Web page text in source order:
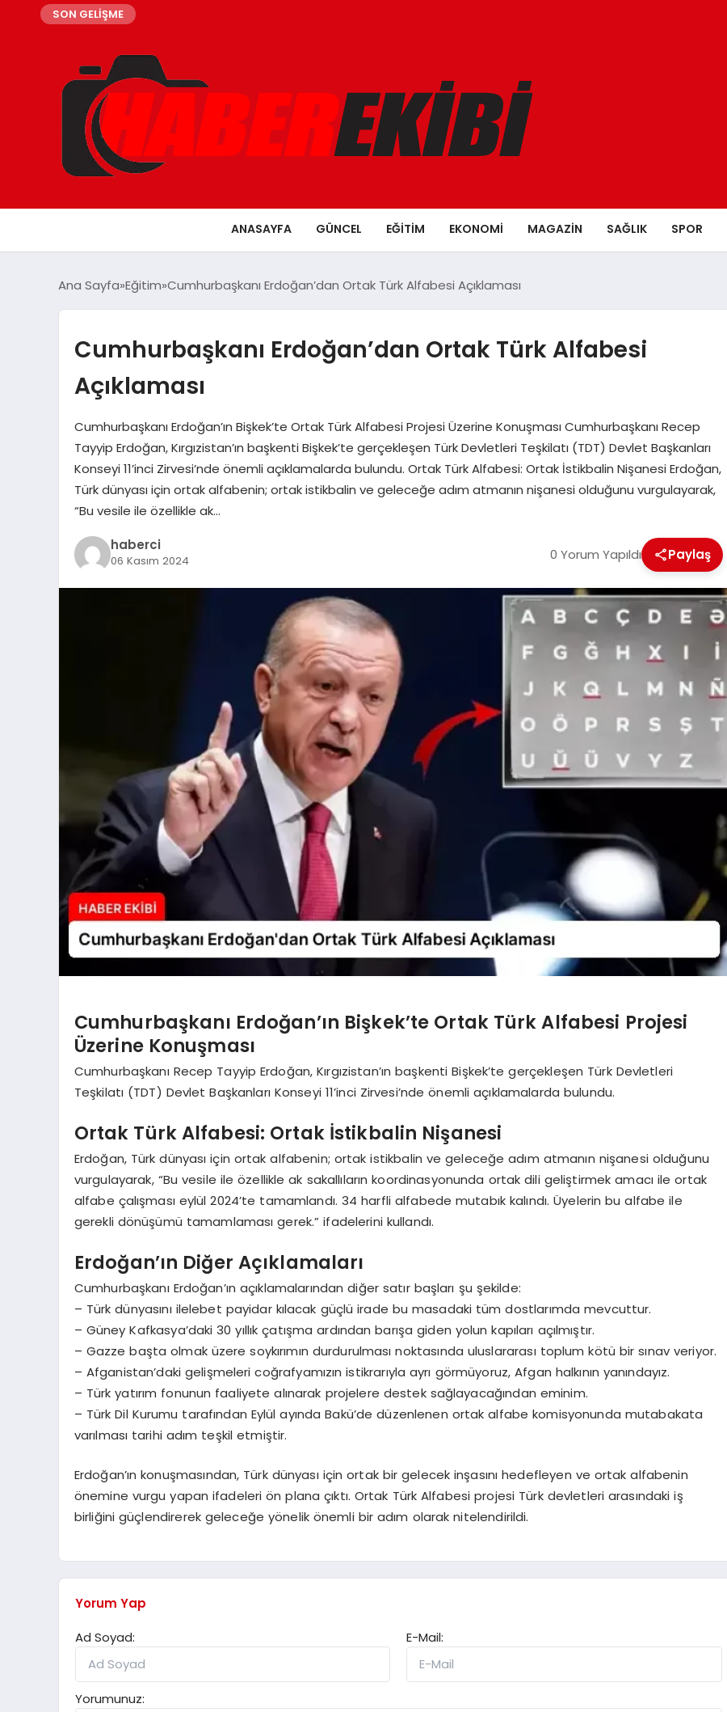
SON GELİŞME
ANASAYFA GÜNCEL EĞITIM EKONOMI MAGAZIN SAĞLIK SPOR
Ana Sayfa Eğitim Cumhurbaşkanı Erdoğan’dan Ortak Türk Alfabesi Açıklaması
Cumhurbaşkanı Erdoğan’dan Ortak Türk Alfabesi
Açıklaması
Cumhurbaşkanı Erdoğan’ın Bişkek’te Ortak Türk Alfabesi Projesi Üzerine Konuşması Cumhurbaşkanı Recep
Tayyip Erdoğan, Kırgızistan’ın başkenti Bişkek’te gerçekleşen Türk Devletleri Teşkilatı (TDT) Devlet Başkanları
Konseyi 11’inci Zirvesi’nde önemli açıklamalarda bulundu. Ortak Türk Alfabesi: Ortak İstikbalin Nişanesi Erdoğan,
Türk dünyası için ortak alfabenin; ortak istikbalin ve geleceğe adım atmanın nişanesi olduğunu vurgulayarak,
“Bu vesile ile özellikle ak…
haberci
06 Kasım 2024 0 Yorum Yapıldı Paylaş
Cumhurbaşkanı Erdoğan’ın Bişkek’te Ortak Türk Alfabesi Projesi
Üzerine Konuşması
Cumhurbaşkanı Recep Tayyip Erdoğan, Kırgızistan’ın başkenti Bişkek’te gerçekleşen Türk Devletleri
Teşkilatı (TDT) Devlet Başkanları Konseyi 11’inci Zirvesi’nde önemli açıklamalarda bulundu.
Ortak Türk Alfabesi: Ortak İstikbalin Nişanesi
Erdoğan, Türk dünyası için ortak alfabenin; ortak istikbalin ve geleceğe adım atmanın nişanesi olduğunu
vurgulayarak, “Bu vesile ile özellikle ak sakallıların koordinasyonunda ortak dili geliştirmek amacı ile ortak
alfabe çalışması eylül 2024’te tamamlandı. 34 harfli alfabede mutabık kalındı. Üyelerin bu alfabe ile
gerekli dönüşümü tamamlaması gerek.” ifadelerini kullandı.
Erdoğan’ın Diğer Açıklamaları
Cumhurbaşkanı Erdoğan’ın açıklamalarından diğer satır başları şu şekilde:
– Türk dünyasını ilelebet payidar kılacak güçlü irade bu masadaki tüm dostlarımda mevcuttur.
– Güney Kafkasya’daki 30 yıllık çatışma ardından barışa giden yolun kapıları açılmıştır.
– Gazze başta olmak üzere soykırımın durdurulması noktasında uluslararası toplum kötü bir sınav veriyor.
– Afganistan’daki gelişmeleri coğrafyamızın istikrarıyla ayrı görmüyoruz, Afgan halkının yanındayız.
– Türk yatırım fonunun faaliyete alınarak projelere destek sağlayacağından eminim.
– Türk Dil Kurumu tarafından Eylül ayında Bakü’de düzenlenen ortak alfabe komisyonunda mutabakata
varılması tarihi adım teşkil etmiştir.
Erdoğan’ın konuşmasından, Türk dünyası için ortak bir gelecek inşasını hedefleyen ve ortak alfabenin
önemine vurgu yapan ifadeleri ön plana çıktı. Ortak Türk Alfabesi projesi Türk devletleri arasındaki iş
birliğini güçlendirerek geleceğe yönelik önemli bir adım olarak nitelendirildi.
Yorum Yap
Ad Soyad:
E-Mail:
Yorumunuz: